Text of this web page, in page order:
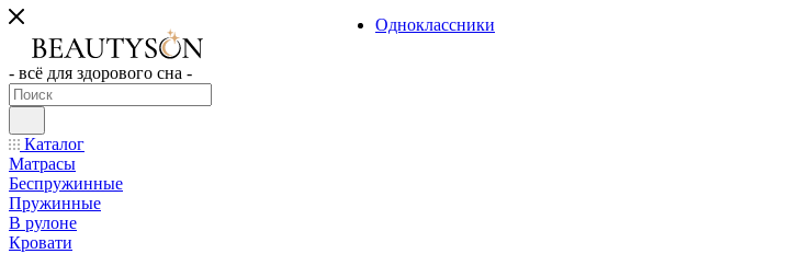
- всё для здорового сна -
Каталог
Матрасы
Беспружинные
Пружинные
В рулоне
Кровати
Одноклассники